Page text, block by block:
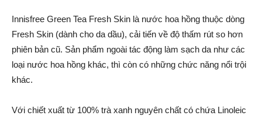
Innisfree Green Tea Fresh Skin là nước hoa hồng thuộc dòng
Fresh Skin (dành cho da dầu), cải tiến về độ thấm rút so hơn
phiên bản cũ. Sản phẩm ngoài tác động làm sạch da như các
loại nước hoa hồng khác, thì còn có những chức năng nổi trội
khác.
Với chiết xuất từ 100% trà xanh nguyên chất có chứa Linoleic